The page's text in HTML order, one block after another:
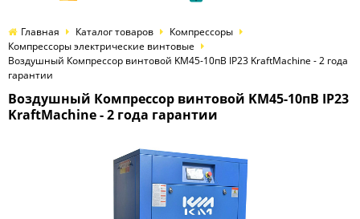
Главная Каталог товаров
Компрессоры
Компрессоры электрические винтовые
Воздушный Компрессор винтовой KM45-10пВ IP23 KraftMachine - 2 года
гарантии
Воздушный Компрессор винтовой KM45-10пВ IP23
KraftMachine - 2 года гарантии